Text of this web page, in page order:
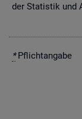
der Sta­tis­tik und
*Pflicht­an­ga­be